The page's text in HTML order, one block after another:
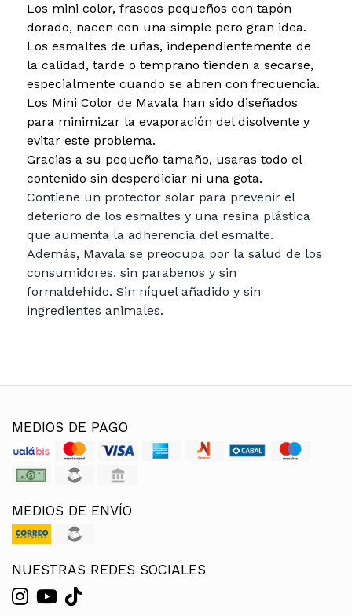
Los mini color, frascos pequeños con tapón
dorado, nacen con una simple pero gran idea.
Los esmaltes de uñas, independientemente de
la calidad, tarde o temprano tienden a secarse,
especialmente cuando se abren con frecuencia.
Los Mini Color de Mavala han sido diseñados
para minimizar la evaporación del disolvente y
evitar este problema.
Gracias a su pequeño tamaño, usaras todo el
contenido sin desperdiciar ni una gota.
Contiene un protector solar para prevenir el
deterioro de los esmaltes y una resina plástica
que aumenta la adherencia del esmalte.
Además, Mavala se preocupa por la salud de los
consumidores, sin parabenos y sin
formaldehído. Sin níquel añadido y sin
ingredientes animales.
MEDIOS DE PAGO
MEDIOS DE ENVÍO
NUESTRAS REDES SOCIALES